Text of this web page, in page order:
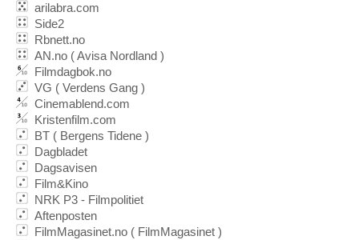
arilabra.com
Side2
Rbnett.no
AN.no ( Avisa Nordland )
Filmdagbok.no
VG ( Verdens Gang )
Cinemablend.com
Kristenfilm.com
BT ( Bergens Tidene )
Dagbladet
Dagsavisen
Film&Kino
NRK P3 - Filmpolitiet
Aftenposten
FilmMagasinet.no ( FilmMagasinet )